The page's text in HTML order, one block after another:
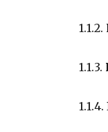
1.1.2.
1.1.3.
1.1.4.